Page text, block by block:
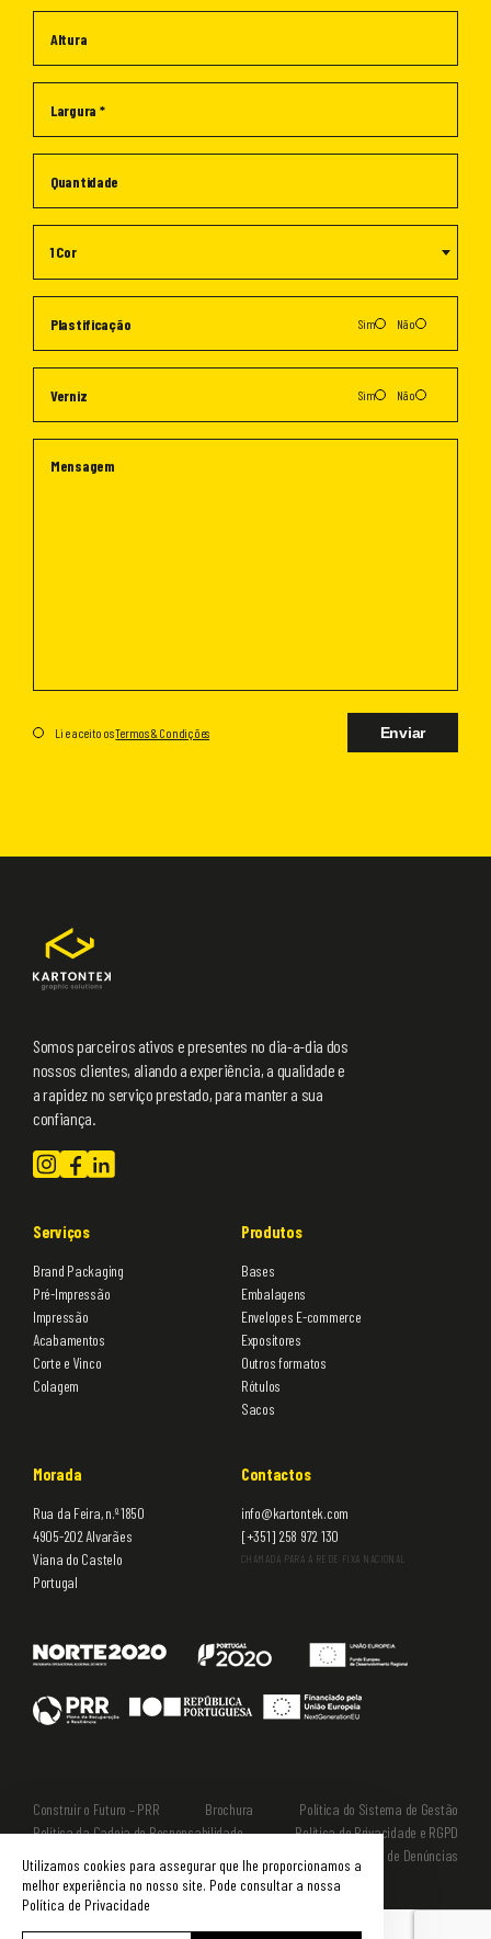
1 Cor
Sim Não
Sim Não
Li e aceito osTermos & Condições Enviar
Somos parceiros ativos e presentes no dia-a-dia dos
nossos clientes, aliando a experiência, a qualidade e
a rapidez no serviço prestado, para manter a sua
confiança.
Serviços
Brand Packaging
Pré-Impressão
Impressão
Acabamentos
Corte e Vinco
Colagem
Produtos
Bases
Embalagens
Envelopes E-commerce
Expositores
Outros formatos
Rótulos
Sacos
Morada
Rua da Feira, n.º 1850
4905-202 Alvarães
Viana do Castelo
Portugal
Contactos
info@kartontek.com
[+351] 258 972 130
CHAMADA PARA A REDE FIXA NACIONAL
Construir o Futuro – PRR Brochura
Política do Sistema de Gestão
Política da Cadeia de Responsabilidade
Política de Privacidade e RGPD
Canal de Denúncias
Utilizamos cookies para assegurar que lhe proporcionamos a
melhor experiência no nosso site. Pode consultar a nossa
Política de Privacidade
English Français Español